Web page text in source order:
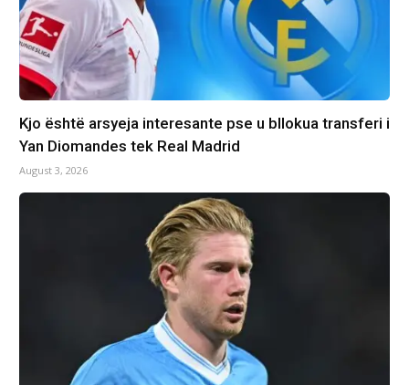
Kjo është arsyeja interesante pse u bllokua transferi i
Yan Diomandes tek Real Madrid
August 3, 2026